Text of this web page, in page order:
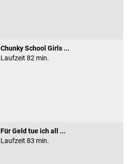
Chunky School Girls ...
Laufzeit 82 min.
Für Geld tue ich all ...
Laufzeit 83 min.